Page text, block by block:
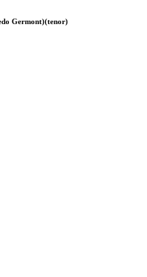
Germont)(tenor)